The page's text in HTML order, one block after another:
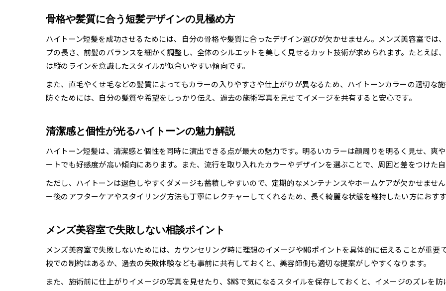
三軒茶屋 美容院 メンズの技術比較ポイント
施術実績や口コミで選ぶ安心の美容師探し
三軒茶屋駅周辺でメンズ美容室を探すコツ
メンズ美容室選びで重視すべきポイント集
当日予約が可能な店舗の探し方ガイド
骨格や髪質に合う短髪デザインの見極め方
ハイトーン短髪を成功させるためには、自分の骨格や髪質に合ったデザイン選びが欠かせません。メンズ美容室では
プの長さ、前髪のバランスを細かく調整し、全体のシルエットを美しく見せるカット技術が求められます。たとえば
は縦のラインを意識したスタイルが似合いやすい傾向です。
また、直毛やくせ毛などの髪質によってもカラーの入りやすさや仕上がりが異なるため、ハイトーンカラーの適切な
防ぐためには、自分の髪質や希望をしっかり伝え、過去の施術写真を見せてイメージを共有すると安心です。
清潔感と個性が光るハイトーンの魅力解説
ハイトーン短髪は、清潔感と個性を同時に演出できる点が最大の魅力です。明るいカラーは顔周りを明るく見せ、爽
ートでも好感度が高い傾向にあります。また、流行を取り入れたカラーやデザインを選ぶことで、周囲と差をつけた
ただし、ハイトーンは退色しやすくダメージも蓄積しやすいので、定期的なメンテナンスやホームケアが欠かせませ
ー後のアフターケアやスタイリング方法も丁寧にレクチャーしてくれるため、長く綺麗な状態を維持したい方におす
メンズ美容室で失敗しない相談ポイント
メンズ美容室で失敗しないためには、カウンセリング時に理想のイメージやNGポイントを具体的に伝えることが重
校での制約はあるか、過去の失敗体験なども事前に共有しておくと、美容師側も適切な提案がしやすくなります。
また、施術前に仕上がりイメージの写真を見せたり、SNSで気になるスタイルを保存しておくと、イメージのズレを
ご予約はこちら
ご予約はこちら